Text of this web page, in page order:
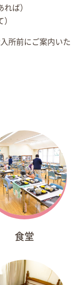
ば）
所前にご案内いた
食堂